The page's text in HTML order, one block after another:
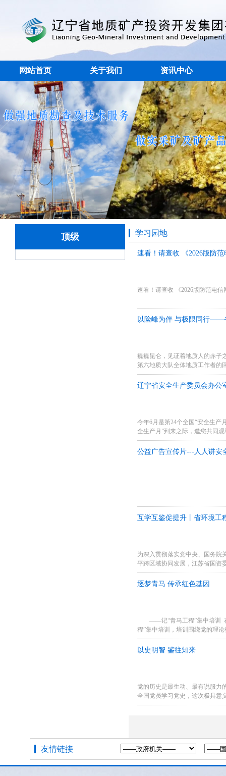
网站首页 关于我们 资讯中心
顶级 学习园地
速看！请查收 《2026版防
速看！请查收 《2026版防范电
以险峰为伴 与极限同行——
巍巍昆仑，见证着地质人的赤子
第六地质大队全体地质工作者的
家在找矿突破战略行动中发挥更
地质找矿的主力军，...
辽宁省安全生产委员会办公
今年6月是第24个全国“安全生
全生产月”到来之际，邀您共同
月”活动主题宣传片 高清下载百
公益广告宣传片---人人讲安
互学互鉴促提升丨省环境工
为深入贯彻落实党中央、国务院
平跨区域协同发展，江苏省国资
企业优秀青年科技人才赴江苏交
统一安排，积极做好...
逐梦青马 传承红色基因
——记“青马工程”集中培训 在
程”集中培训，培训围绕党的理
讨、实践、自学等多种方式进行
以史明智 鉴往知来
党的历史是最生动、最有说服力
全国党员学习党史，这次极具意
中，我带着景仰和敬畏，沉下心
友情链接